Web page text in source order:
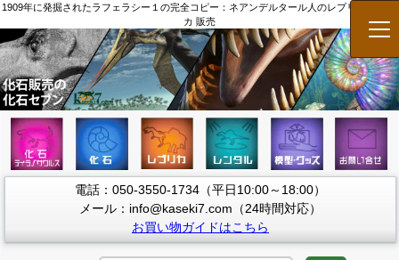
1909年に発掘されたラフェラシー１の完全コピー：ネアンデルタール人のレプリカ レプリ
カ 販売
メ
電話：050-3550-1734（平日10:00～18:00）
メール：info@kaseki7.com（24時間対応）
お買い物ガイドはこちら